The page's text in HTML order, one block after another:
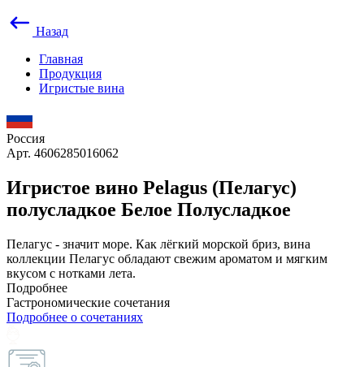
Назад
Главная
Продукция
Игристые вина
Россия
Арт. 4606285016062
Игристое вино Pelagus (Пелагус)
полусладкое Белое Полусладкое
Пелагус - значит море. Как лёгкий морской бриз, вина
коллекции Пелагус обладают свежим ароматом и мягким
вкусом с нотками лета.
Подробнее
Гастрономические сочетания
Подробнее о сочетаниях